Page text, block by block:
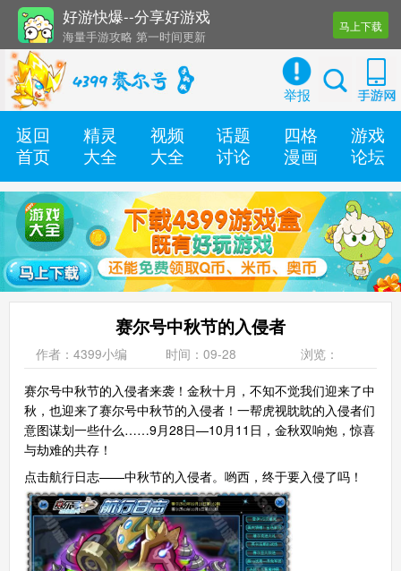
好游快爆--分享好游戏
海量手游攻略 第一时间更新
还有几十款实用辅助工具
马上下载
举报
返回
首页
精灵
大全
视频
大全
话题
讨论
四格
漫画
游戏
论坛
赛尔号中秋节的入侵者
作者：4399小编 时间：09-28 浏览：
赛尔号中秋节的入侵者来袭！金秋十月，不知不觉我们迎来了中
秋，也迎来了赛尔号中秋节的入侵者！一帮虎视眈眈的入侵者们
意图谋划一些什么……9月28日—10月11日，金秋双响炮，惊喜
与劫难的共存！
点击航行日志——中秋节的入侵者。哟西，终于要入侵了吗！